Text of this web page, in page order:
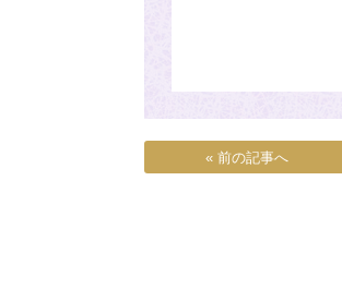
« 前の記事へ